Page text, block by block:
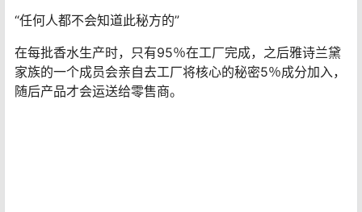
“任何人都不会知道此秘方的”
在每批香水生产时，只有95％在工厂完成，之后雅诗兰黛
家族的一个成员会亲自去工厂将核心的秘密5％成分加入，
随后产品才会运送给零售商。